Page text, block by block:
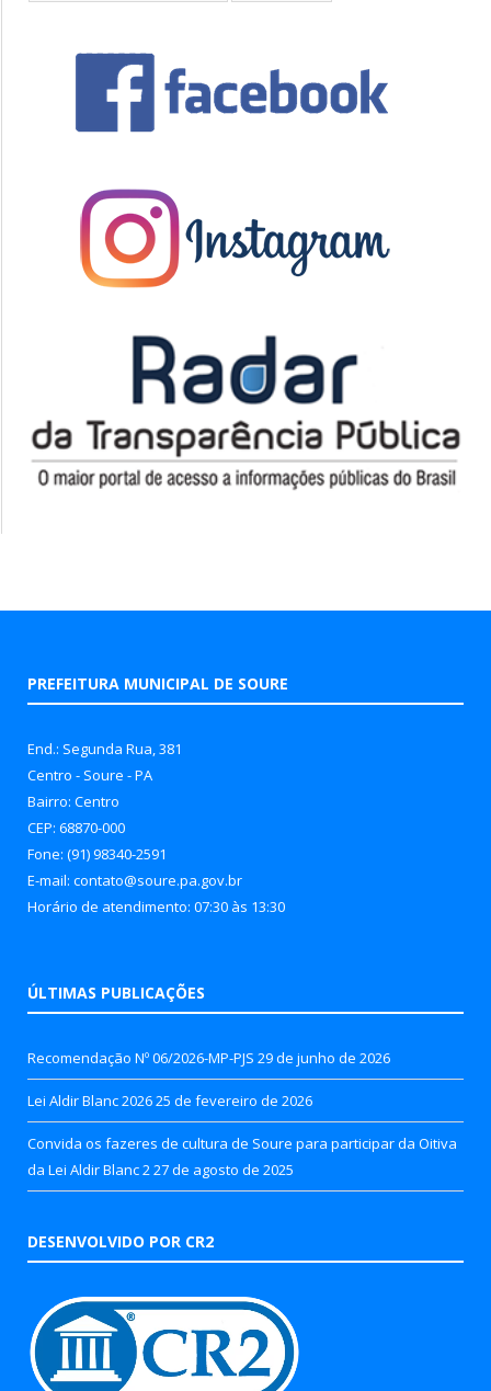
PREFEITURA MUNICIPAL DE SOURE
End.: Segunda Rua, 381
Centro - Soure - PA
Bairro: Centro
CEP: 68870-000
Fone: (91) 98340-2591
E-mail: contato@soure.pa.gov.br
Horário de atendimento: 07:30 às 13:30
ÚLTIMAS PUBLICAÇÕES
Recomendação Nº 06/2026-MP-PJS 29 de junho de 2026
Lei Aldir Blanc 202625 de fevereiro de 2026
Convida os fazeres de cultura de Soure para participar da Oitiva
da Lei Aldir Blanc 2 27 de agosto de 2025
DESENVOLVIDO POR CR2